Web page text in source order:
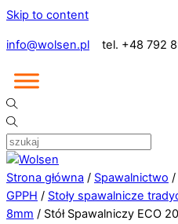
Skip to content
info@wolsen.pl tel. +48 792
Strona główna / Spawalnictwo /
GPPH / Stoły spawalnicze
8mm / Stół Spawalniczy ECO